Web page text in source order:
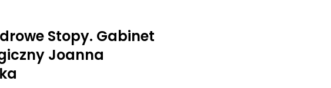
Stopy. Gabinet
Joanna